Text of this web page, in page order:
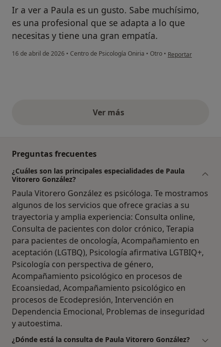
Ir a ver a Paula es un gusto. Sabe muchísimo,
es una profesional que se adapta a lo que
necesitas y tiene una gran empatía.
16 de abril de 2026 • Centro de Psicología Oniria • Otro • en opinión del
Reportar
Ver másopiniones anteriores
Preguntas frecuentes
¿Cuáles son las principales especialidades de Paula
Vitorero González?
Paula Vitorero González es psicóloga. Te mostramos
algunos de los servicios que ofrece gracias a su
trayectoria y amplia experiencia: Consulta online,
Consulta de pacientes con dolor crónico, Terapia
para pacientes de oncología, Acompañamiento en
aceptación (LGTBQ), Psicología afirmativa LGTBIQ+,
Psicología con perspectiva de género,
Acompañamiento psicológico en procesos de
Ecoansiedad, Acompañamiento psicológico en
procesos de Ecodepresión, Intervención en
Dependencia Emocional, Problemas de inseguridad
y autoestima.
¿Dónde está la consulta de Paula Vitorero González?